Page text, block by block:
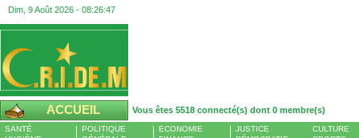
Dim, 9 Août 2026 - 08:26:48
ACCUEIL Vous êtes 5518 connecté(s) dont 0 membre(s)
SANTÉ
POLITIQUE
ECONOMIE
JUSTICE
CULTURE